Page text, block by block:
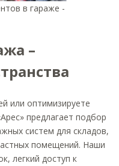
в гараже -
–
или оптимизируете
предлагает подбор
систем для складов,
помещений. Наши
легкий доступ к